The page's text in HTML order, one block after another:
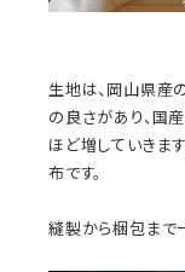
生地は、岡山県産
の良さがあり、国
ほど増していきま
布です。
縫製から梱包まで